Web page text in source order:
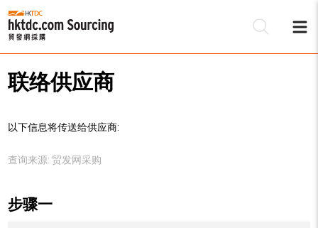
联络供应商
以下信息将传送给供应商:
查询来源: 贸发网采购
步骤一